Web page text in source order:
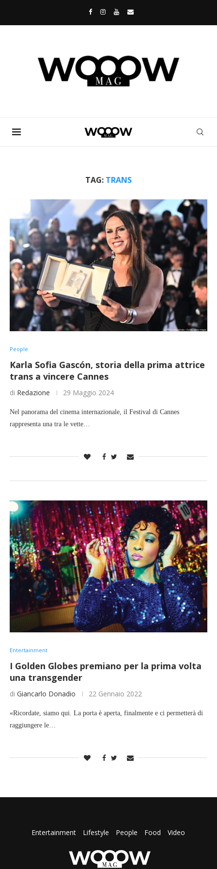
TAG: TRANS
People
Karla Sofia Gascón, storia della prima attrice
trans a vincere Cannes
di Redazione 29 Maggio 2024
Nel panorama del cinema internazionale, il Festival di Cannes
rappresenta una tra le vette…
Entertainment
I Golden Globes premiano per la prima volta
una transgender
di Giancarlo Donadio 22 Gennaio 2022
«Ricordate, siamo qui. La porta è aperta, finalmente e ci permetterà di
raggiungere le…
Entertainment Lifestyle People Food Video